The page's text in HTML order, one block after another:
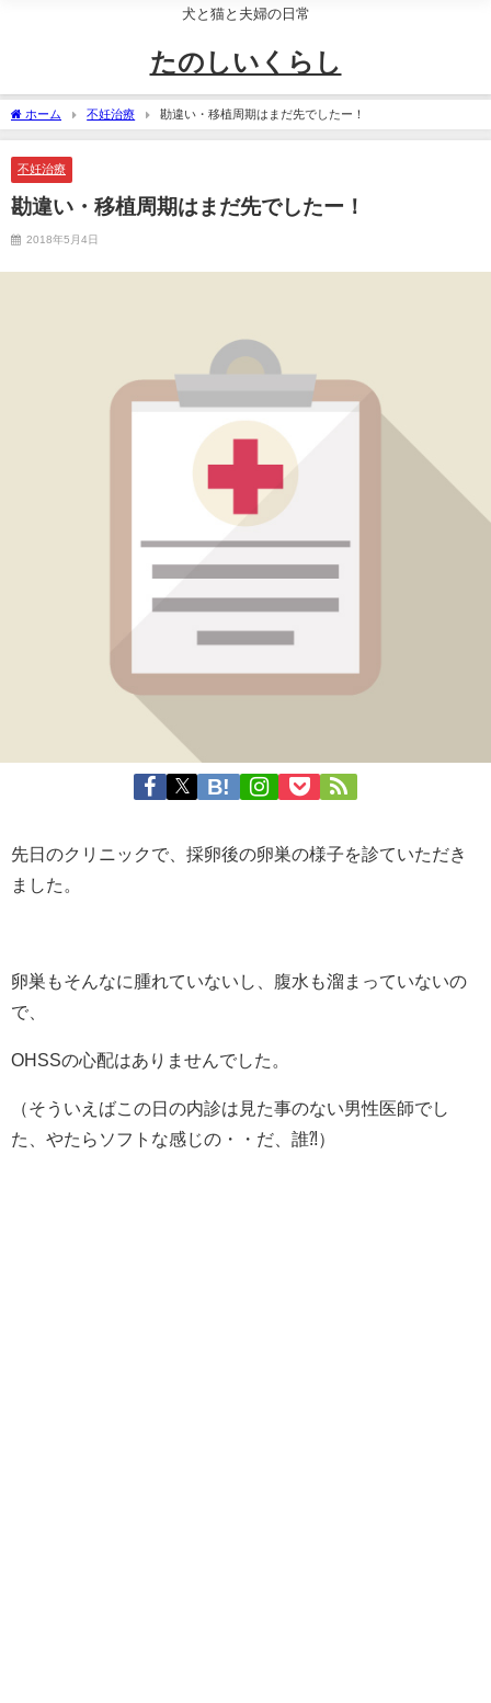
犬と猫と夫婦の日常
たのしいくらし
ホーム 不妊治療 勘違い・移植周期はまだ先でしたー！
不妊治療
勘違い・移植周期はまだ先でしたー！
2018年5月4日
先日のクリニックで、採卵後の卵巣の様子を診ていただき
ました。
卵巣もそんなに腫れていないし、腹水も溜まっていないの
で、
OHSSの心配はありませんでした。
（そういえばこの日の内診は見た事のない男性医師でし
た、やたらソフトな感じの・・だ、誰⁈）